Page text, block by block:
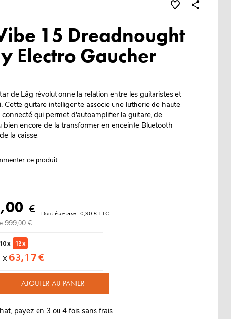
15 Dreadnought
Electro Gaucher
de Lâg révolutionne la relation entre les guitaristes et
Cette guitare intelligente associe une lutherie de haute
qui permet d'autoamplifier la guitare, de
bien encore de la transformer en enceinte Bluetooth
la caisse.
ce produit
€
999,00 €
Dont éco-taxe : 0,90 € TTC
10 x 12 x
x63,17 €
AJOUTER AU PANIER
payez en 3 ou 4 fois sans frais